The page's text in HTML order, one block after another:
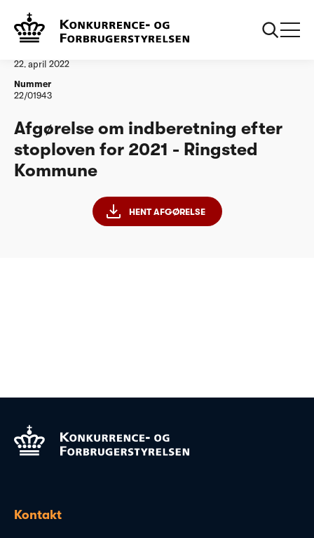
Vandtilsyn
22. april 2022
Nummer
22/01943
Afgørelse om indberetning efter
stoploven for 2021 - Ringsted
Kommune
HENT AFGØRELSE
Kontakt